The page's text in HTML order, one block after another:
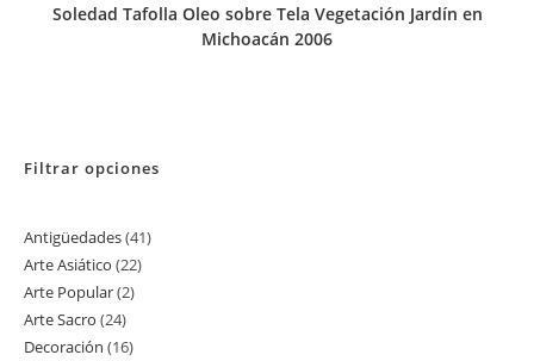
Soledad Tafolla Oleo sobre Tela Vegetación Jardín en
Michoacán 2006
Filtrar opciones
Antigüedades 4141
Arte Asiático 2222
Arte Popular 22
Arte Sacro 2424
productos
Decoración 1616